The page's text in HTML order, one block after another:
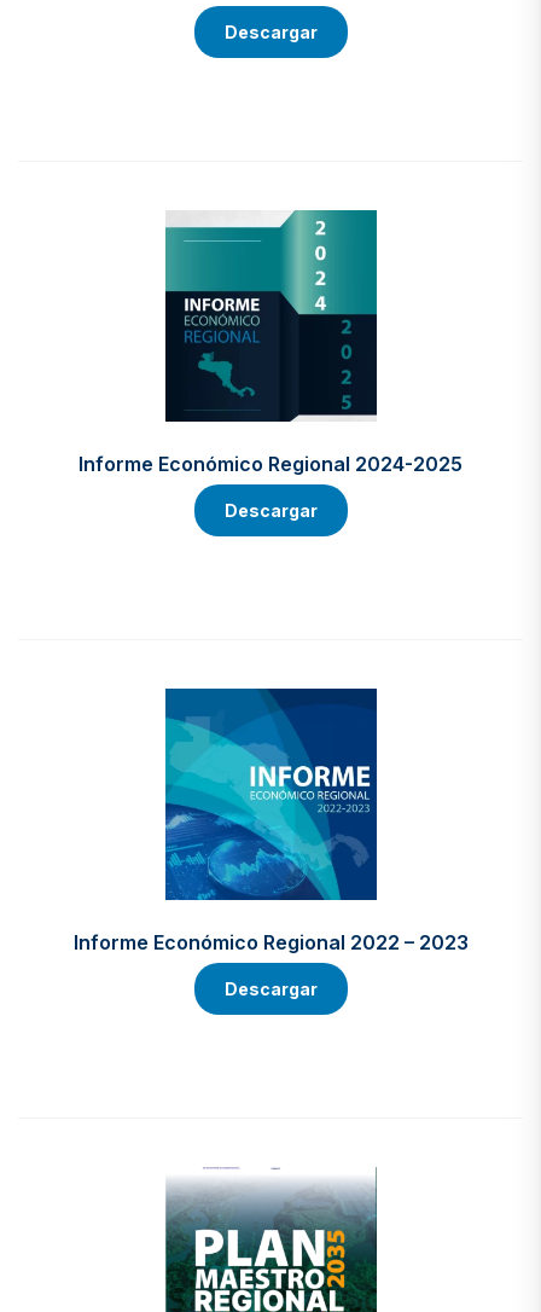
Descargar
Informe Económico Regional 2024-2025
Descargar
Informe Económico Regional 2022 – 2023
Descargar